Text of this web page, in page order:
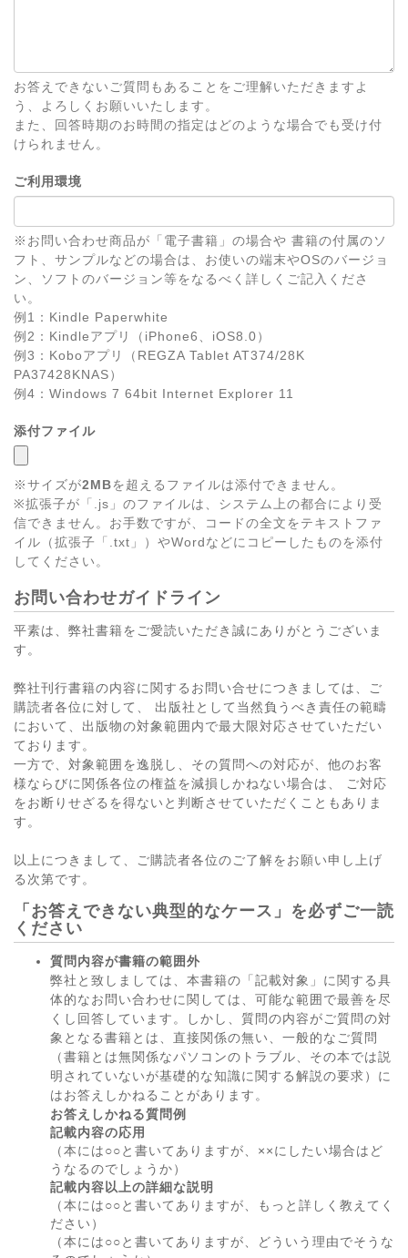
お答えできないご質問もあることをご理解いただきますよ
う、よろしくお願いいたします。
また、回答時期のお時間の指定はどのような場合でも受け付
けられません。
ご利用環境
※お問い合わせ商品が「電子書籍」の場合や 書籍の付属のソ
フト、サンプルなどの場合は、お使いの端末やOSのバージョ
ン、ソフトのバージョン等をなるべく詳しくご記入くださ
い。
例1：Kindle Paperwhite
例2：Kindleアプリ（iPhone6、iOS8.0）
例3：Koboアプリ（REGZA Tablet AT374/28K
PA37428KNAS）
例4：Windows 7 64bit Internet Explorer 11
添付ファイル
※サイズが2MBを超えるファイルは添付できません。
※拡張子が「.js」のファイルは、システム上の都合により受
信できません。お手数ですが、コードの全文をテキストファ
イル（拡張子「.txt」）やWordなどにコピーしたものを添付
してください。
お問い合わせガイドライン
平素は、弊社書籍をご愛読いただき誠にありがとうございま
す。
弊社刊行書籍の内容に関するお問い合せにつきましては、ご
購読者各位に対して、 出版社として当然負うべき責任の範疇
において、出版物の対象範囲内で最大限対応させていただい
ております。
一方で、対象範囲を逸脱し、その質問への対応が、他のお客
様ならびに関係各位の権益を減損しかねない場合は、 ご対応
をお断りせざるを得ないと判断させていただくこともありま
す。
以上につきまして、ご購読者各位のご了解をお願い申し上げ
る次第です。
「お答えできない典型的なケース」を必ずご一読
ください
質問内容が書籍の範囲外
弊社と致しましては、本書籍の「記載対象」に関する具
体的なお問い合わせに関しては、可能な範囲で最善を尽
くし回答しています。しかし、質問の内容がご質問の対
象となる書籍とは、直接関係の無い、一般的なご質問
（書籍とは無関係なパソコンのトラブル、その本では説
明されていないが基礎的な知識に関する解説の要求）に
はお答えしかねることがあります。
お答えしかねる質問例
記載内容の応用
（本には○○と書いてありますが、××にしたい場合はど
うなるのでしょうか）
記載内容以上の詳細な説明
（本には○○と書いてありますが、もっと詳しく教えてく
ださい）
（本には○○と書いてありますが、どういう理由でそうな